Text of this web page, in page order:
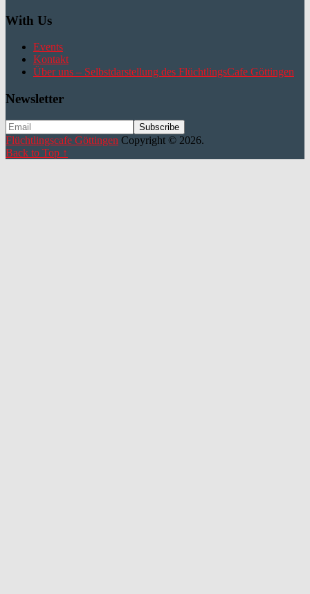
With Us
Events
Kontakt
Über uns – Selbstdarstellung des FlüchtlingsCafe Göttingen
Newsletter
Flüchtlingscafe Göttingen Copyright © 2026.
Back to Top ↑